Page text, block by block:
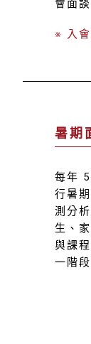
會面
※ 入
暑期
每年
行暑
測分
生、
與課
一階